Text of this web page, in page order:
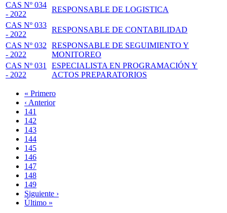
CAS Nº 034
- 2022
RESPONSABLE DE LOGISTICA
CAS Nº 033
- 2022
RESPONSABLE DE CONTABILIDAD
CAS Nº 032
- 2022
RESPONSABLE DE SEGUIMIENTO Y
MONITOREO
CAS Nº 031
- 2022
ESPECIALISTA EN PROGRAMACIÓN Y
ACTOS PREPARATORIOS
Paginación
Primera
página
« Primero
Página
anterior
‹ Anterior
Page
141
Page
142
Page
143
Page
144
Página
actual
145
Page
146
Page
147
Page
148
Page
149
Siguiente
página
Siguiente ›
Última
Último »